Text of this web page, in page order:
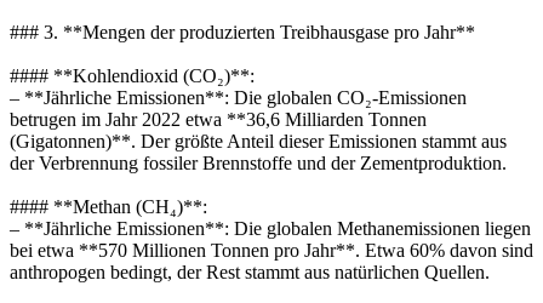
### 3. **Mengen der produzierten Treibhausgase pro Jahr**
#### **Kohlendioxid (CO₂)**:
– **Jährliche Emissionen**: Die globalen CO₂-Emissionen
betrugen im Jahr 2022 etwa **36,6 Milliarden Tonnen
(Gigatonnen)**. Der größte Anteil dieser Emissionen stammt aus
der Verbrennung fossiler Brennstoffe und der Zementproduktion.
#### **Methan (CH₄)**:
– **Jährliche Emissionen**: Die globalen Methanemissionen liegen
bei etwa **570 Millionen Tonnen pro Jahr**. Etwa 60% davon sind
anthropogen bedingt, der Rest stammt aus natürlichen Quellen.